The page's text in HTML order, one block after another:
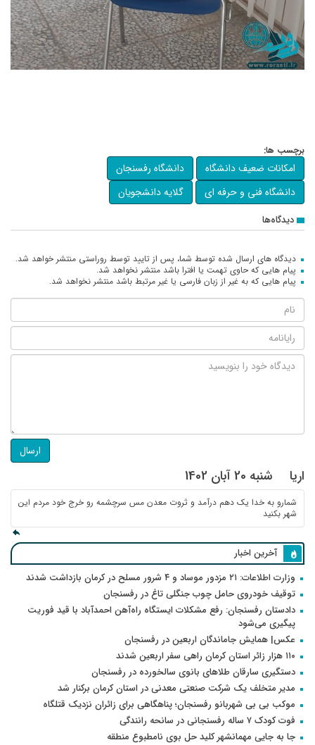
برچسب ها:
امکانات ضعیف دانشگاه
دانشگاه رفسنجان
دانشگاه فنی و حرفه ای
گلایه دانشجویان
دیدگاه‌ها
دیدگاه های ارسال شده توسط شما، پس از تایید توسط روراستی منتشر خواهد شد.
پیام هایی که حاوی تهمت یا افترا باشد منتشر نخواهد شد.
پیام هایی که به غیر از زبان فارسی یا غیر مرتبط باشد منتشر نخواهد شد.
ارسال
اریا شنبه 20 آبان 1402
شمارو به خدا یک دهم درآمد و ثروت معدن مس سرچشمه رو خرج خود مردم این
شهر بکنید
آخرین اخبار
وزارت اطلاعات: ۲۱ مزدور موساد و ۴ شرور مسلح در کرمان بازداشت شدند
توقیف خودروی حامل چوب جنگلی تاغ در رفسنجان
دادستان رفسنجان: رفع مشکلات ایستگاه راه‌آهن احمدآباد با قید فوریت
پیگیری می‌شود
عکس| همایش جاماندگان اربعین در رفسنجان
۱۱۰ هزار زائر استان کرمان راهی سفر اربعین شدند
دستگیری سارقان طلاهای بانوی سالخورده در رفسنجان
مدیر متخلف یک شرکت صنعتی معدنی در استان کرمان برکنار شد
موکب بی بی شهربانو رفسنجان؛ پناهگاهی برای زائران نزدیک قتلگاه
فوت کودک ۷ ساله رفسنجانی در سانحه رانندگی
جا به جایی مهمانشهر کلید حل بوی نامطبوع منطقه